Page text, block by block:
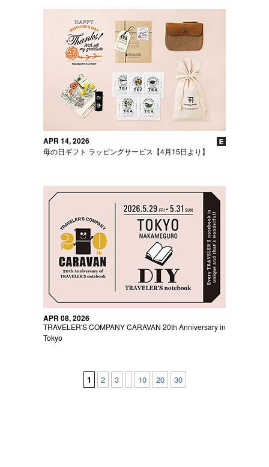
APR 14, 2026
母の日ギフト ラッピングサービス【4月15日より】
APR 08, 2026
TRAVELER'S COMPANY CARAVAN 20th Anniversary in
Tokyo
1 2 3 10 20 30